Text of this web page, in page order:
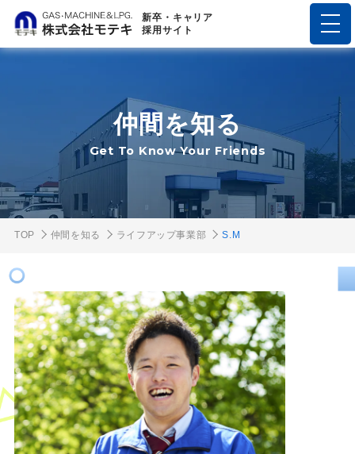
新卒・キャリア
採用サイト
仲間を知る
Get To Know Your Friends
TOP 仲間を知る ライフアップ事業部 S.M